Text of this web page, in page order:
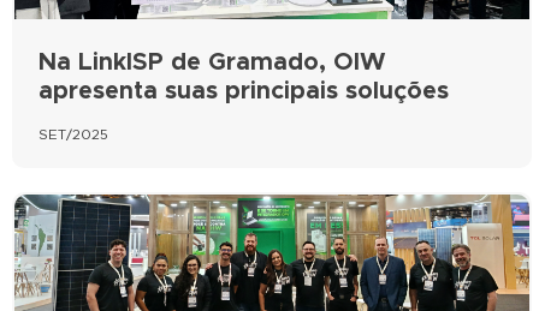
Na LinkISP de Gramado, OIW
apresenta suas principais soluções
SET/2025